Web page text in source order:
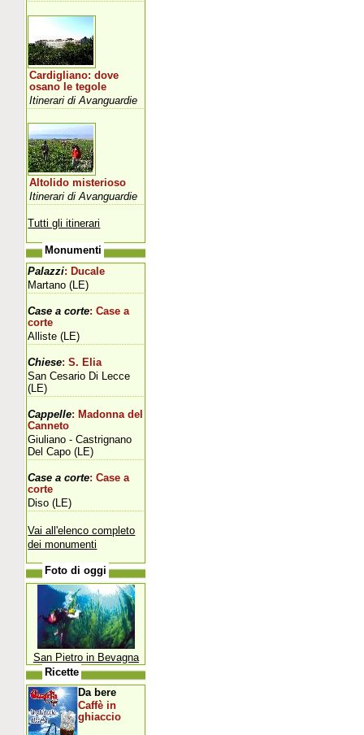
Cardigliano: dove
osano le tegole
Itinerari di Avanguardie
Altolido misterioso
Itinerari di Avanguardie
Tutti gli itinerari
Monumenti
Palazzi: Ducale
Martano (LE)
Case a corte: Case a
corte
Alliste (LE)
Chiese: S. Elia
San Cesario Di Lecce
(LE)
Cappelle: Madonna del
Canneto
Giuliano - Castrignano
Del Capo (LE)
Case a corte: Case a
corte
Diso (LE)
Vai all'elenco completo
dei monumenti
Foto di oggi
San Pietro in Bevagna
Ricette
Da bere
Caffè in
ghiaccio